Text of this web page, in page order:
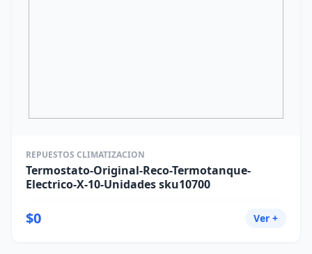
REPUESTOS CLIMATIZACION
Termostato-Original-Reco-Termotanque-
Electrico-X-10-Unidades sku10700
$0 Ver +